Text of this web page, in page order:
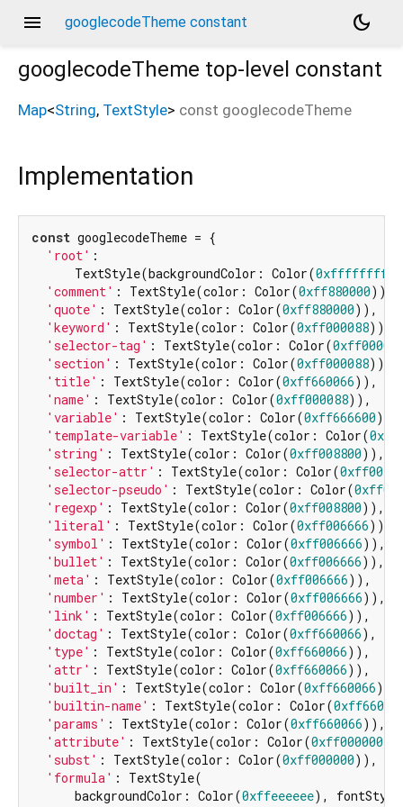
menu googlecodeTheme constant
dark_mode
googlecodeTheme top-level constant
Map<String, TextStyle> const googlecodeTheme
Implementation
const googlecodeTheme = {
'root' :
      TextStyle(backgroundColor: Color(
0xffffffff
'comment' : TextStyle(color: Color(0xff880000)),
'quote' : TextStyle(color: Color(0xff880000)),
'keyword' : TextStyle(color: Color(0xff000088)),
'selector-tag' : TextStyle(color: Color(
'section' : TextStyle(color: Color(0xff000088)),
'title' : TextStyle(color: Color(0xff660066)),
'name' : TextStyle(color: Color(0xff000088)),
'variable' : TextStyle(color: Color(0xff666600)),
'template-variable' : TextStyle(color: Color(
'string' : TextStyle(color: Color(0xff008800)),
'selector-attr' : TextStyle(color: Color(
'selector-pseudo' : TextStyle(color: Color(
'regexp' : TextStyle(color: Color(0xff008800)),
'literal' : TextStyle(color: Color(0xff006666)),
'symbol' : TextStyle(color: Color(0xff006666)),
'bullet' : TextStyle(color: Color(0xff006666)),
'meta' : TextStyle(color: Color(0xff006666)),
'number' : TextStyle(color: Color(0xff006666)),
'link' : TextStyle(color: Color(0xff006666)),
'doctag' : TextStyle(color: Color(0xff660066),
'type' : TextStyle(color: Color(0xff660066)),
'attr' : TextStyle(color: Color(0xff660066)),
'built_in' : TextStyle(color: Color(0xff660066)),
'builtin-name' : TextStyle(color: Color(
'params' : TextStyle(color: Color(0xff660066)),
'attribute' : TextStyle(color: Color(0xff000000
'subst' : TextStyle(color: Color(0xff000000)),
'formula' : TextStyle(
      backgroundColor: Color(
0xffeeeeee),